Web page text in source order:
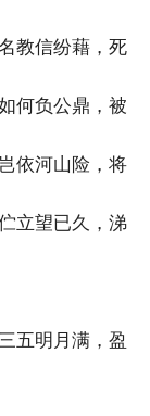
教信纷藉，死
何负公鼎，被
依河山险，将
立望已久，涕
五明月满，盈